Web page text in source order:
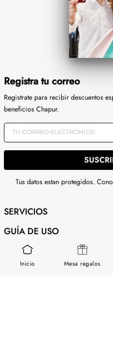
Inicio Mesa regalos
Registra tu correo
Registrate para recibir descuentos
beneficios Chapur.
Tus datos estan protegidos.
SERVICIOS
GUÍA DE USO
SOBRE NOSOTROS